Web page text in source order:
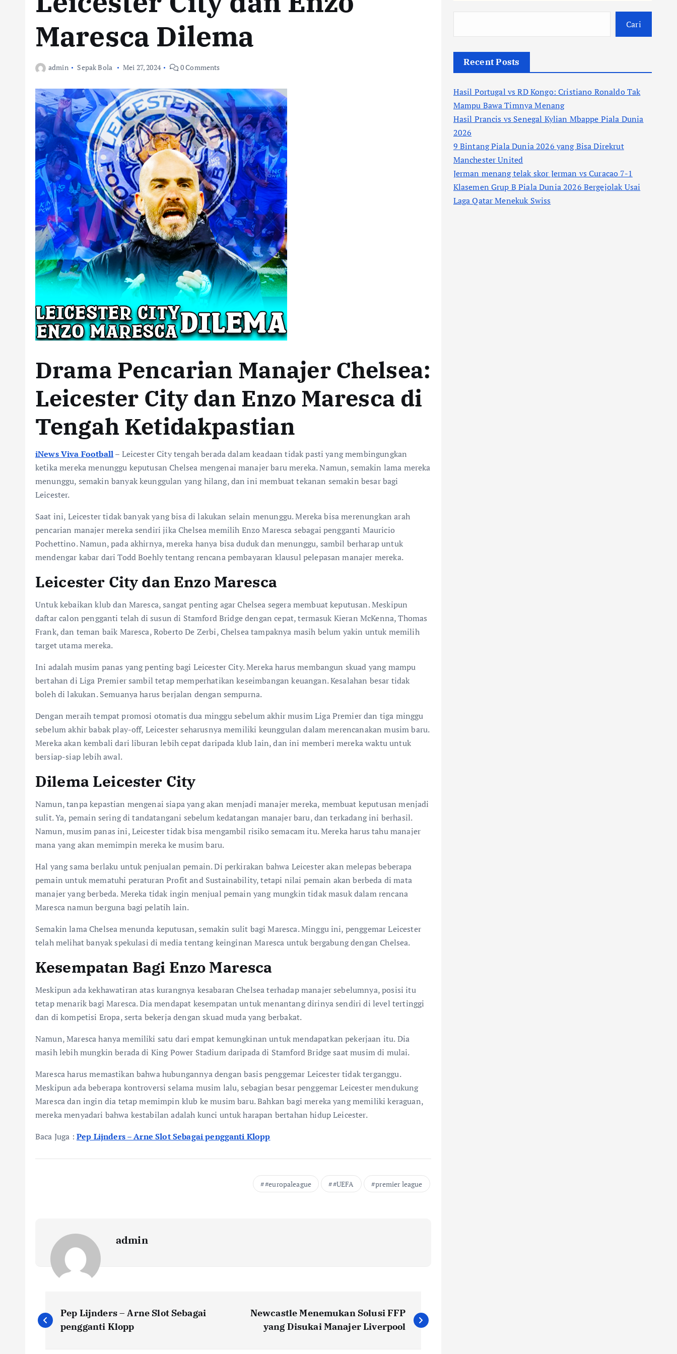
Maresca Dilema
admin Sepak Bola Mei 27, 2024 0 Comments
Drama Pencarian Manajer Chelsea:
Leicester City dan Enzo Maresca di
Tengah Ketidakpastian
iNews Viva Football– Leicester City tengah berada dalam keadaan tidak pasti yang membingungkan
ketika mereka menunggu keputusan Chelsea mengenai manajer baru mereka. Namun, semakin lama mereka
menunggu, semakin banyak keunggulan yang hilang, dan ini membuat tekanan semakin besar bagi
Leicester.
Saat ini, Leicester tidak banyak yang bisa di lakukan selain menunggu. Mereka bisa merenungkan arah
pencarian manajer mereka sendiri jika Chelsea memilih Enzo Maresca sebagai pengganti Mauricio
Pochettino. Namun, pada akhirnya, mereka hanya bisa duduk dan menunggu, sambil berharap untuk
mendengar kabar dari Todd Boehly tentang rencana pembayaran klausul pelepasan manajer mereka.
Leicester City dan Enzo Maresca
Untuk kebaikan klub dan Maresca, sangat penting agar Chelsea segera membuat keputusan. Meskipun
daftar calon pengganti telah di susun di Stamford Bridge dengan cepat, termasuk Kieran McKenna, Thomas
Frank, dan teman baik Maresca, Roberto De Zerbi, Chelsea tampaknya masih belum yakin untuk memilih
target utama mereka.
Ini adalah musim panas yang penting bagi Leicester City. Mereka harus membangun skuad yang mampu
bertahan di Liga Premier sambil tetap memperhatikan keseimbangan keuangan. Kesalahan besar tidak
boleh di lakukan. Semuanya harus berjalan dengan sempurna.
Dengan meraih tempat promosi otomatis dua minggu sebelum akhir musim Liga Premier dan tiga minggu
sebelum akhir babak play-off, Leicester seharusnya memiliki keunggulan dalam merencanakan musim baru.
Mereka akan kembali dari liburan lebih cepat daripada klub lain, dan ini memberi mereka waktu untuk
bersiap-siap lebih awal.
Dilema Leicester City
Namun, tanpa kepastian mengenai siapa yang akan menjadi manajer mereka, membuat keputusan menjadi
sulit. Ya, pemain sering di tandatangani sebelum kedatangan manajer baru, dan terkadang ini berhasil.
Namun, musim panas ini, Leicester tidak bisa mengambil risiko semacam itu. Mereka harus tahu manajer
mana yang akan memimpin mereka ke musim baru.
Hal yang sama berlaku untuk penjualan pemain. Di perkirakan bahwa Leicester akan melepas beberapa
pemain untuk mematuhi peraturan Profit and Sustainability, tetapi nilai pemain akan berbeda di mata
manajer yang berbeda. Mereka tidak ingin menjual pemain yang mungkin tidak masuk dalam rencana
Maresca namun berguna bagi pelatih lain.
Semakin lama Chelsea menunda keputusan, semakin sulit bagi Maresca. Minggu ini, penggemar Leicester
telah melihat banyak spekulasi di media tentang keinginan Maresca untuk bergabung dengan Chelsea.
Kesempatan Bagi Enzo Maresca
Meskipun ada kekhawatiran atas kurangnya kesabaran Chelsea terhadap manajer sebelumnya, posisi itu
tetap menarik bagi Maresca. Dia mendapat kesempatan untuk menantang dirinya sendiri di level tertinggi
dan di kompetisi Eropa, serta bekerja dengan skuad muda yang berbakat.
Namun, Maresca hanya memiliki satu dari empat kemungkinan untuk mendapatkan pekerjaan itu. Dia
masih lebih mungkin berada di King Power Stadium daripada di Stamford Bridge saat musim di mulai.
Maresca harus memastikan bahwa hubungannya dengan basis penggemar Leicester tidak terganggu.
Meskipun ada beberapa kontroversi selama musim lalu, sebagian besar penggemar Leicester mendukung
Maresca dan ingin dia tetap memimpin klub ke musim baru. Bahkan bagi mereka yang memiliki keraguan,
mereka menyadari bahwa kestabilan adalah kunci untuk harapan bertahan hidup Leicester.
Baca Juga : Pep Lijnders – Arne Slot Sebagai pengganti Klopp
#europaleague #UEFA premier league
admin
N
a
Pep Lijnders – Arne Slot Sebagai
pengganti Klopp
Newcastle Menemukan Solusi FFP
yang Disukai Manajer Liverpool
Cari
Recent Posts
Hasil Portugal vs RD Kongo: Cristiano Ronaldo Tak
Mampu Bawa Timnya Menang
Hasil Prancis vs Senegal Kylian Mbappe Piala Dunia
2026
9 Bintang Piala Dunia 2026 yang Bisa Direkrut
Manchester United
Jerman menang telak skor Jerman vs Curacao 7-1
Klasemen Grup B Piala Dunia 2026 Bergejolak Usai
Laga Qatar Menekuk Swiss